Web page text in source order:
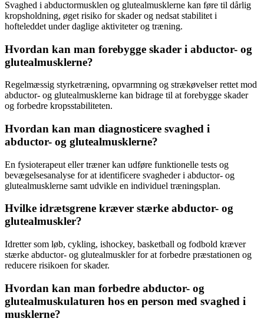
Svaghed i abductormusklen og glutealmusklerne kan føre til dårlig
kropsholdning, øget risiko for skader og nedsat stabilitet i
hofteleddet under daglige aktiviteter og træning.
Hvordan kan man forebygge skader i abductor- og
glutealmusklerne?
Regelmæssig styrketræning, opvarmning og strækøvelser rettet mod
abductor- og glutealmusklerne kan bidrage til at forebygge skader
og forbedre kropsstabiliteten.
Hvordan kan man diagnosticere svaghed i
abductor- og glutealmusklerne?
En fysioterapeut eller træner kan udføre funktionelle tests og
bevægelsesanalyse for at identificere svagheder i abductor- og
glutealmusklerne samt udvikle en individuel træningsplan.
Hvilke idrætsgrene kræver stærke abductor- og
glutealmuskler?
Idretter som løb, cykling, ishockey, basketball og fodbold kræver
stærke abductor- og glutealmuskler for at forbedre præstationen og
reducere risikoen for skader.
Hvordan kan man forbedre abductor- og
glutealmuskulaturen hos en person med svaghed i
musklerne?